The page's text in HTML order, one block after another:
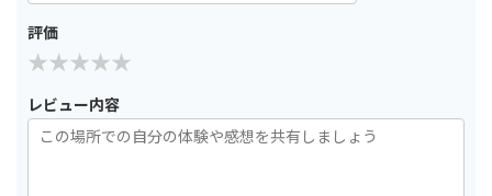
評価
レビュー内容